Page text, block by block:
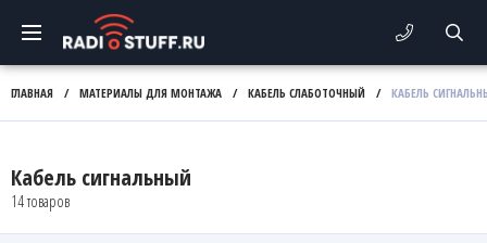
ГЛАВНАЯ / МАТЕРИАЛЫ ДЛЯ МОНТАЖА / КАБЕЛЬ СЛАБОТОЧНЫЙ / КАБЕЛЬ
Кабель сигнальный
14 товаров